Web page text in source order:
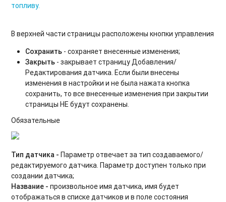
топливу.
В верхней части страницы расположены кнопки управления
Сохранить - сохраняет внесенные изменения;
Закрыть - закрывает страницу Добавления/
Редактирования датчика. Если были внесены
изменения в настройки и не была нажата кнопка
сохранить, то все внесенные изменения при закрытии
страницы НЕ будут сохранены.
Обязательные
Тип датчика -Параметр отвечает за тип создаваемого/
редактируемого датчика. Параметр доступен только при
создании датчика;
Название -произвольное имя датчика, имя будет
отображаться в списке датчиков и в поле состояния